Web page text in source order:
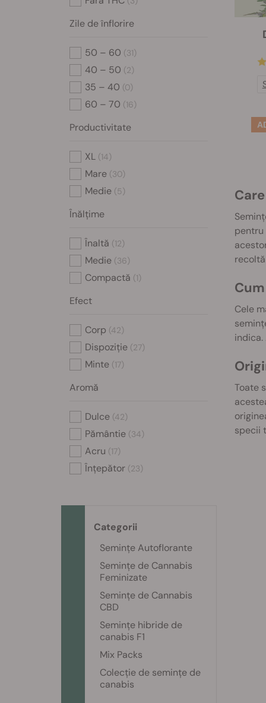
pentru
Cele
indica.
Toate
specii
Zile de înflorire
50 – 60 (31)
40 – 50 (2)
35 – 40 (0)
60 – 70 (16)
Productivitate
XL (14)
Mare (30)
Medie (5)
Înălțime
Înaltă (12)
Medie (36)
Compactă (1)
Efect
Corp (42)
Dispoziție (27)
Minte (17)
Aromă
Dulce (42)
Pământie (34)
Acru (17)
Înțepător (23)
Categorii
Semințe Autoflorante
Semințe de Cannabis
Feminizate
Semințe de Cannabis
CBD
Semințe hibride de
canabis F1
Mix Packs
Colecție de semințe de
canabis